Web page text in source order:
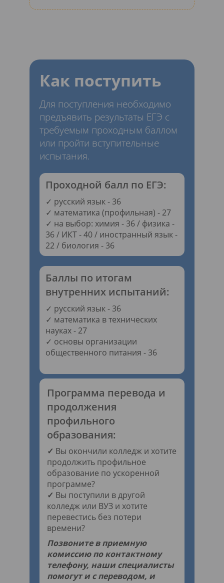
Как поступить
Для поступления необходимо
предъявить результаты ЕГЭ с
требуемым проходным баллом
или пройти вступительные
испытания.
Проходной балл по ЕГЭ:
✓ русский язык - 36
✓ математика (профильная) - 27
✓ на выбор: химия - 36 / физика -
36 / ИКТ - 40 / иностранный язык -
22 / биология - 36
Баллы по итогам
внутренних испытаний:
✓ русский язык - 36
✓ математика в технических
науках - 27
✓ основы организации
общественного питания - 36
Программа перевода и
продолжения
профильного
образования:
✓ Вы окончили колледж и хотите
продолжить профильное
образование по ускоренной
программе?
✓ Вы поступили в другой
колледж или ВУЗ и хотите
перевестись без потери
времени?
Позвоните в приемную
комиссию по контактному
телефону, наши специалисты
помогут и с переводом, и